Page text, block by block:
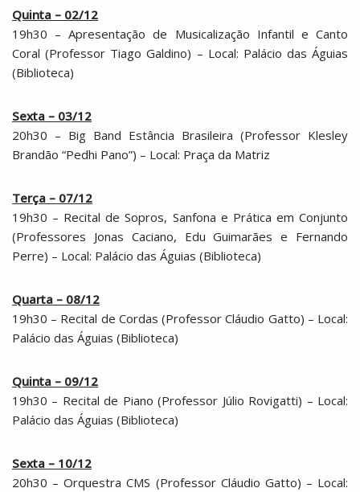
Quinta – 02/12
19h30 – Apresentação de Musicalização Infantil e Canto
Coral (Professor Tiago Galdino) – Local: Palácio das Águias
(Biblioteca)
Sexta – 03/12
20h30 – Big Band Estância Brasileira (Professor Klesley
Brandão “Pedhi Pano”) – Local: Praça da Matriz
Terça – 07/12
19h30 – Recital de Sopros, Sanfona e Prática em Conjunto
(Professores Jonas Caciano, Edu Guimarães e Fernando
Perre) – Local: Palácio das Águias (Biblioteca)
Quarta – 08/12
19h30 – Recital de Cordas (Professor Cláudio Gatto) – Local:
Palácio das Águias (Biblioteca)
Quinta – 09/12
19h30 – Recital de Piano (Professor Júlio Rovigatti) – Local:
Palácio das Águias (Biblioteca)
Sexta – 10/12
20h30 – Orquestra CMS (Professor Cláudio Gatto) – Local: